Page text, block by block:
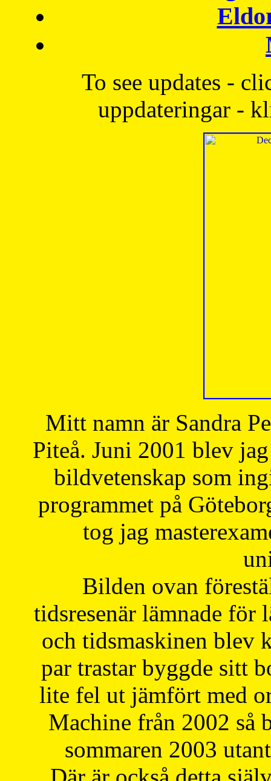
To see updates -
uppdateringar -
Mitt namn är Sandra
Piteå. Juni 2001 blev
bildvetenskap som
programmet på
tog jag
Bilden ovan
tidsresenär lämnade för
och tidsmaskinen blev
par trastar byggde sitt
lite fel ut jämfört med
Machine från 2002 så
sommaren 2003